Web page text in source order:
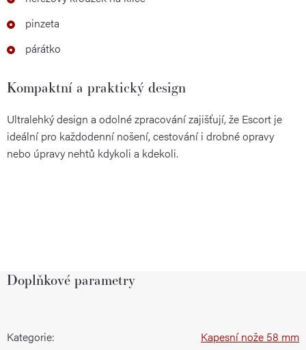
pinzeta
párátko
Kompaktní a praktický design
Ultralehký design a odolné zpracování zajišťují, že Escort je
ideální pro každodenní nošení, cestování i drobné opravy
nebo úpravy nehtů kdykoli a kdekoli.
Doplňkové parametry
Kategorie: Kapesní nože 58 mm